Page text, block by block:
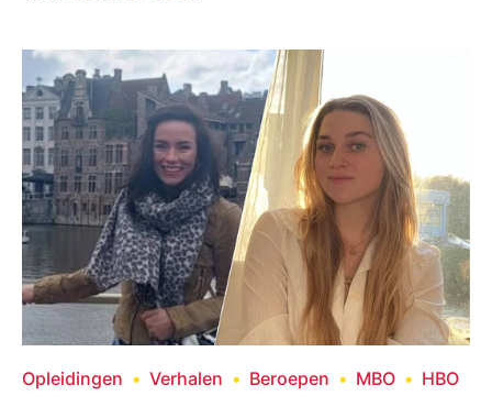
Opleidingen Verhalen Beroepen MBO HBO